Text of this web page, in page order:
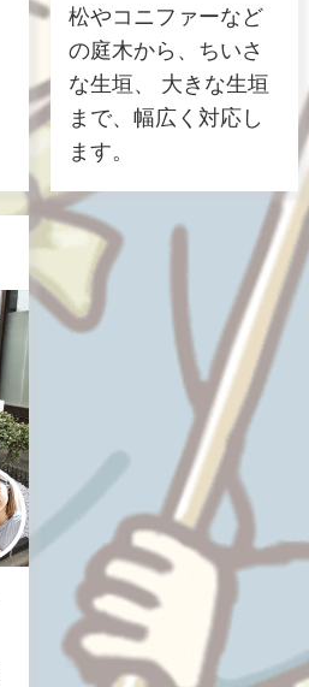
松やコニファーなど
の庭木から、ちいさ
な生垣、 大きな生垣
まで、幅広く対応し
ます。